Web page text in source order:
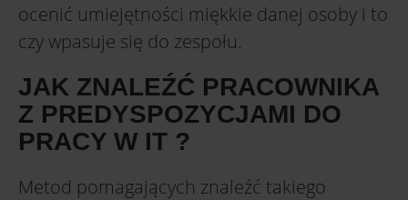
ocenić umiejętności miękkie danej osoby i to
czy wpasuje się do zespołu.
JAK ZNALEŹĆ PRACOWNIKA
Z PREDYSPOZYCJAMI DO
PRACY W IT ?
Metod pomagających znaleźć takiego